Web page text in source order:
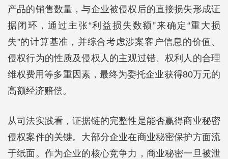
产品的销售数量，与企业被侵权后的直接损失形成证
据闭环，通过主张“利益损失数额”来确定“重大损
失”的计算基准，并综合考虑涉案客户信息的价值、
侵权行为的性质及侵权人的主观过错、权利人的合理
维权费用等多重因素，最终为委托企业获得80万元的
高额经济赔偿。
从司法实践看，证据链的完整性是能否赢得商业秘密
侵权案件的关键。大部分企业在商业秘密保护方面流
于纸面。作为企业的核心竞争力，商业秘密一旦被泄